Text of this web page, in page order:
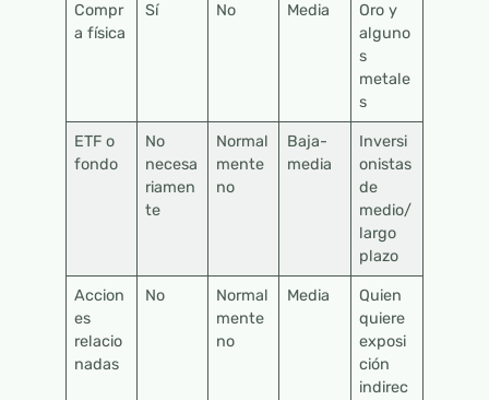
Compr
a física
Sí No Media
Oro y
alguno
s
metale
s
ETF o
fondo
No
necesa
riamen
te
Normal
mente
no
Baja-
media
Inversi
onistas
de
medio/
largo
plazo
Accion
es
relacio
nadas
No
Normal
mente
no
Media
Quien
quiere
exposi
ción
indirec